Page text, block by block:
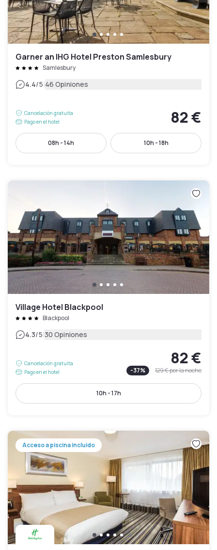
Garner an IHG Hotel Preston Samlesbury
Samlesbury
4.4/5|46 Opiniones
Cancelación gratuita
Pago en el hotel
82 €
08h - 14h 10h - 18h
Village Hotel Blackpool
Blackpool
4.3/5|30 Opiniones
Cancelación gratuita
Pago en el hotel
82 €
-37% 129 €por la noche
10h - 17h
Acceso a piscina incluido